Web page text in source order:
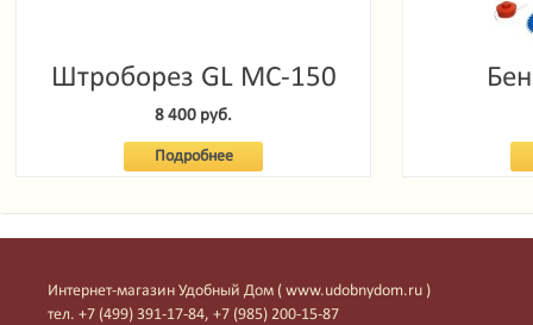
Штроборез GL MC-150
8 400 руб.
Подробнее
Интернет-магазин Удобный Дом ( www.udobnydom.ru )
тел. +7 (499) 391-17-84, +7 (985) 200-15-87